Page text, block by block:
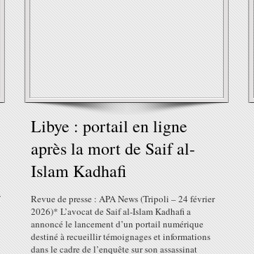
Libye : portail en ligne
après la mort de Saif al-
Islam Kadhafi
Revue de presse : APA News (Tripoli – 24 février
2026)* L’avocat de Saif al-Islam Kadhafi a
annoncé le lancement d’un portail numérique
destiné à recueillir témoignages et informations
dans le cadre de l’enquête sur son assassinat